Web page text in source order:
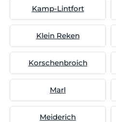
Kamp-Lintfort
Klein Reken
Korschenbroich
Marl
Meiderich